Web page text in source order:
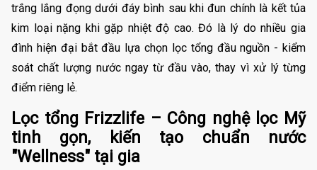
trắng lắng đọng dưới đáy bình sau khi đun chính là kết tủa
kim loại nặng khi gặp nhiệt độ cao. Đó là lý do nhiều gia
đình hiện đại bắt đầu lựa chọn lọc tổng đầu nguồn - kiểm
soát chất lượng nước ngay từ đầu vào, thay vì xử lý từng
điểm riêng lẻ.
Lọc tổng Frizzlife – Công nghệ lọc Mỹ
tinh gọn, kiến tạo chuẩn nước
"Wellness" tại gia